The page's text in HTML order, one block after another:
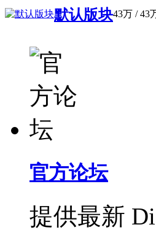
默认版块43万 /43
官方论坛
提供最新